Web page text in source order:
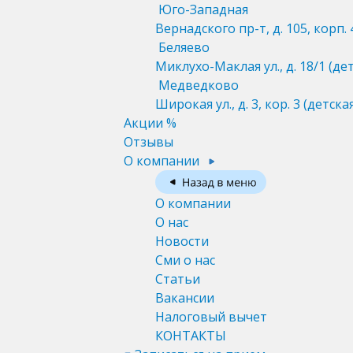
Юго-Западная
Вернадского пр-т, д. 105, корп.
Беляево
Миклухо-Маклая ул., д. 18/1
Медведково
Широкая ул., д. 3, кор. 3
Акции %
Отзывы
О компании
О компании
О нас
Новости
Сми о нас
Статьи
Вакансии
Налоговый вычет
КОНТАКТЫ